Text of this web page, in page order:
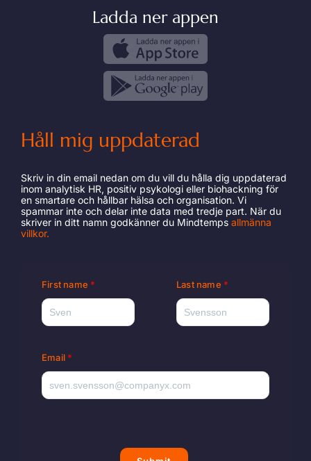
Ladda ner appen
Håll mig uppdaterad
Skriv in din email nedan om du vill du hålla dig uppdaterad
inom analytisk HR, positiv psykologi eller biohackning för
en smartare och hållbar hälsa och organisation. Vi
spammar inte och delar inte data med tredje part. När du
skriver in ditt namn godkänner du Mindtemps allmänna
villkor.
First name Last name
Email